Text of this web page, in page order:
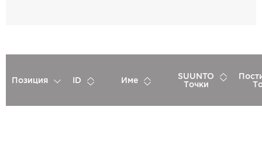
Позиция ID Име
SUUNTO
Точки